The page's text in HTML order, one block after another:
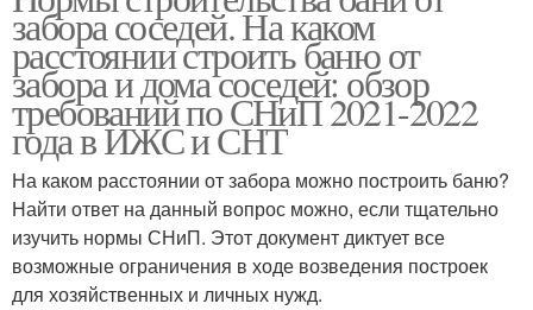
забора соседей. На каком
расстоянии строить баню от
забора и дома соседей: обзор
требований по СНиП 2021-2022
года в ИЖС и СНТ
На каком расстоянии от забора можно построить баню?
Найти ответ на данный вопрос можно, если тщательно
изучить нормы СНиП. Этот документ диктует все
возможные ограничения в ходе возведения построек
для хозяйственных и личных нужд.